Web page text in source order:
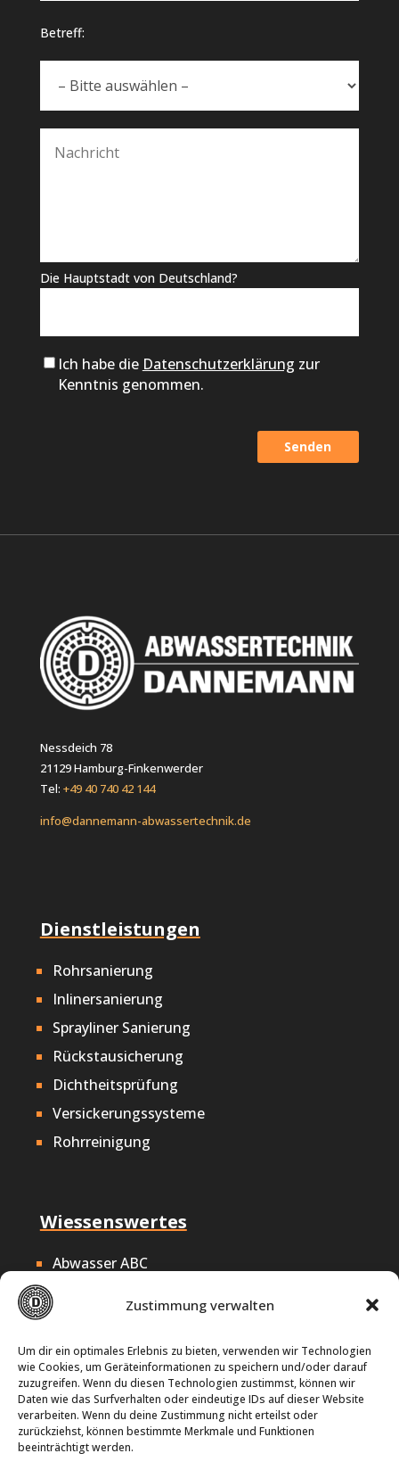
Zustimmung verwalten
Um dir ein optimales Erlebnis zu bieten, verwenden wir Technologien
wie Cookies, um Geräteinformationen zu speichern und/oder darauf
zuzugreifen. Wenn du diesen Technologien zustimmst, können wir
Daten wie das Surfverhalten oder eindeutige IDs auf dieser Website
verarbeiten. Wenn du deine Zustimmung nicht erteilst oder
zurückziehst, können bestimmte Merkmale und Funktionen
beeinträchtigt werden.
Betreff:
Die Hauptstadt von Deutschland?
Ich habe die Datenschutzerklärung zur
Kenntnis genommen.
Nessdeich 78
21129 Hamburg-Finkenwerder
Tel: +49 40 740 42 144
info@dannemann-abwassertechnik.de
Dienstleistungen
Rohrsanierung
Inlinersanierung
Sprayliner Sanierung
Rückstausicherung
Dichtheitsprüfung
Versickerungssysteme
Rohrreinigung
Wiessenswertes
Abwasser ABC
Nachhaltigkeit
Impressum
Datenschutz
Cookie-Richtlinie